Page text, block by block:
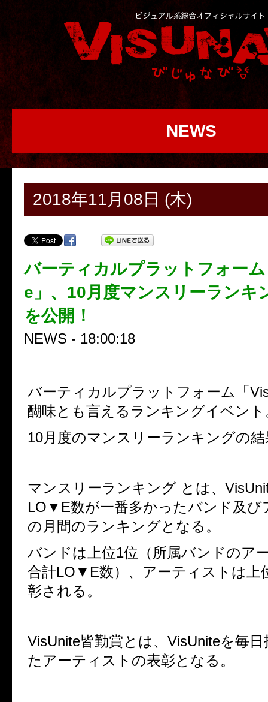
NEWS
2018年11月08日 (木)
バーティカルプラットフォー
e」、10月度マンスリーランキ
を公開！
NEWS - 18:00:18
バーティカルプラットフォーム「
醐味とも言えるランキングイベント
10月度のマンスリーランキングの
マンスリーランキング とは、
LO▼E数が一番多かったバンド及び
の月間のランキングとなる。
バンドは上位1位（所属バンドのア
合計LO▼E数）、アーティストは上
彰される。
VisUnite皆勤賞とは、VisUniteを毎
たアーティストの表彰となる。